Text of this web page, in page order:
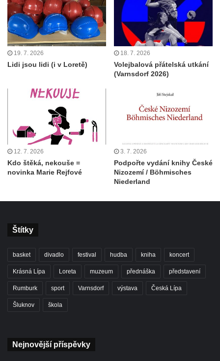
19. 7. 2026
Lidi jsou lidi (i v Loretě)
18. 7. 2026
Volejbalová přátelská utkání
(Varnsdorf 2026)
12. 7. 2026
Kdo štěká, nekouše =
novinka Marie Rejfové
3. 7. 2026
Podpořte vydání knihy České
Nizozemí / Böhmisches
Niederland
Štítky
basket divadlo festival hudba kniha koncert
Krásná Lípa Loreta muzeum přednáška představení
Rumburk sport Varnsdorf výstava Česká Lípa
Šluknov škola
Nejnovější příspěvky